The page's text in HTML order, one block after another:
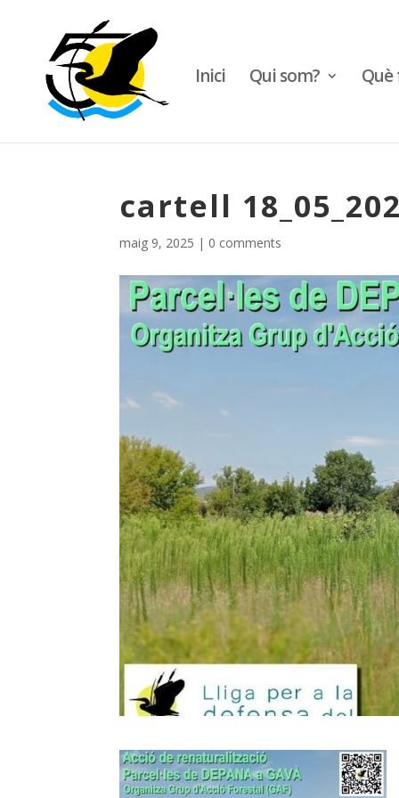
Inici Qui som? Què
cartell
maig 9, 2025 | 0 comments